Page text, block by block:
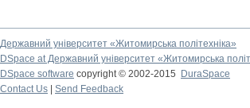
Державний університет «Житомирська політехніка»
DSpace at Державний університет «Житомирська
DSpace software copyright © 2002-2015
DuraSpace
Contact Us
Send Feedback